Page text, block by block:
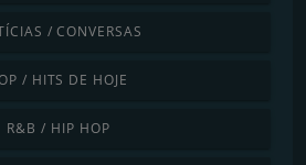
/ CONVERSAS
/ HITS DE HOJE
R&B / HIP HOP